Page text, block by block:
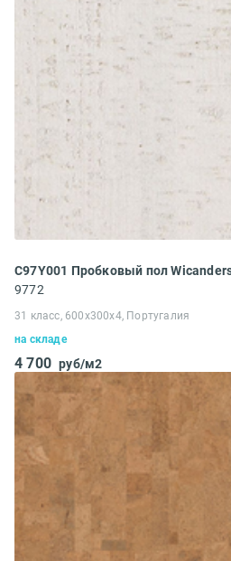
C97Y001 Пробковый пол
9772
31 класс, 600x300x4, Португалия
на складе
4 700 руб/м2